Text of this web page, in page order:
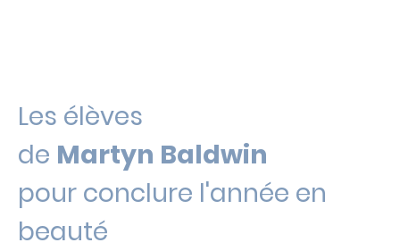
Les élèves
de Martyn Baldwin
pour conclure l'année en
beauté